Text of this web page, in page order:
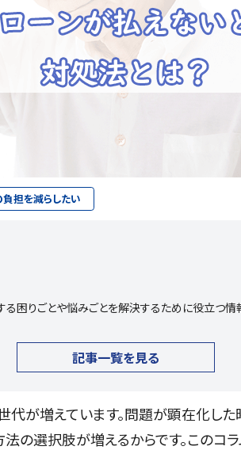
担を減らしたい
する困りごとや悩みごとを解決するために役立つ
記事一覧を見る
が増えています。問題が顕在化し
法の選択肢が増えるからです。この